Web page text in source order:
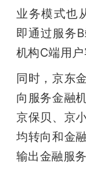
业务模式也
即通过服务
机构C端用户
同时，京东
向服务金融
京保贝、京
均转向和金
输出金融服